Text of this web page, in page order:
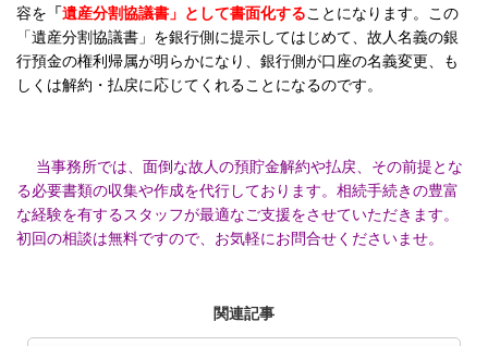
容を 「遺産分割協議書」として書面化することになります。この
「遺産分割協議書」を銀行側に提示してはじめて、故人名義の銀
行預金の権利帰属が明らかになり、銀行側が口座の名義変更、も
しくは解約・払戻に応じてくれることになるのです。
当事務所では、面倒な故人の預貯金解約や払戻、その前提とな
る必要書類の収集や作成を代行しております。相続手続きの豊富
な経験を有するスタッフが最適なご支援をさせていただきます。
初回の相談は無料ですので、お気軽にお問合せくださいませ。
関連記事